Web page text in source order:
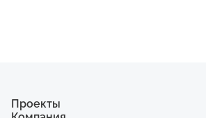
Проекты